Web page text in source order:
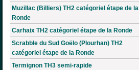
Muzillac (Billiers) TH2 catégoriel étape de la
Ronde
Carhaix TH2 catégoriel étape de la Ronde
Scrabble du Sud Goëlo (Plourhan) TH2
catégoriel étape de la Ronde
Termignon TH3 semi-rapide